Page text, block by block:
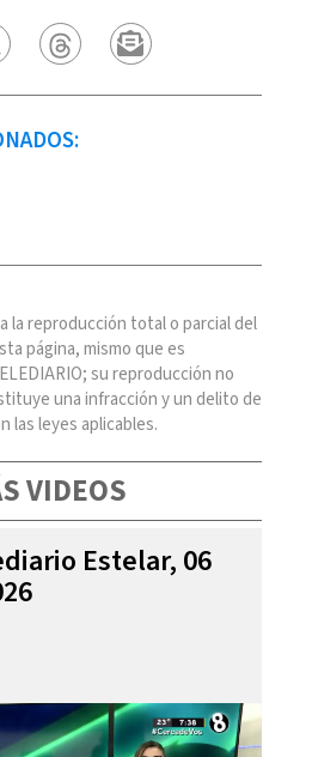
la reproducción total o parcial del
página, mismo que es
su reproducción no
una infracción y un delito de
las leyes aplicables.
VIDEOS
Estelar, 06